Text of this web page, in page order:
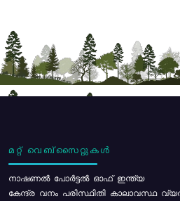
മറ്റ് വെബ്സൈറ്റുകൾ
നാഷണൽ പോർട്ടൽ ഓഫ് ഇന്ത്യ
കേന്ദ്ര വനം പരിസ്ഥിതി കാലാവസ്ഥ